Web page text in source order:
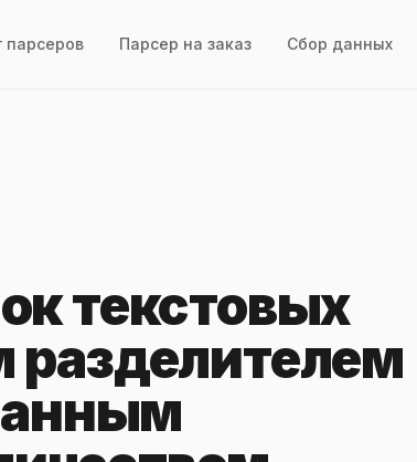
парсеров Парсер на заказ Сбор данных
текстовых